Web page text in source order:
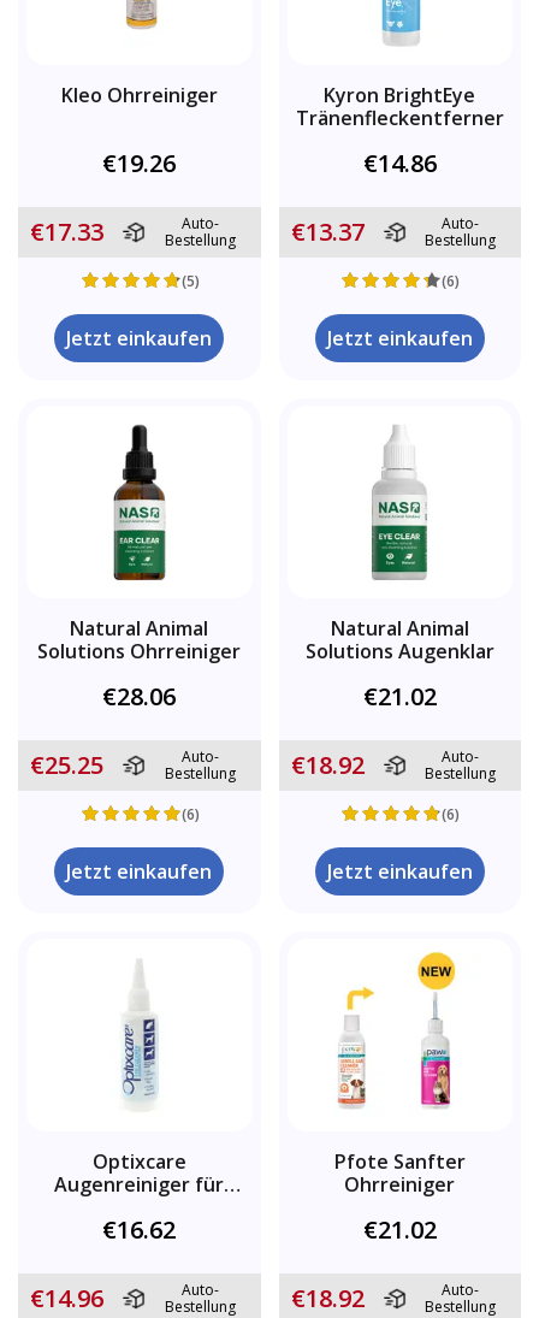
Kleo Ohrreiniger
€19.26
€17.33
Auto-
Bestellung
(5)
Jetzt einkaufen
Kyron BrightEye
Tränenfleckentferner
€14.86
€13.37
Auto-
Bestellung
(6)
Jetzt einkaufen
Natural Animal
Solutions Ohrreiniger
€28.06
€25.25
Auto-
Bestellung
(6)
Jetzt einkaufen
Natural Animal
Solutions Augenklar
€21.02
€18.92
Auto-
Bestellung
(6)
Jetzt einkaufen
Optixcare
Augenreiniger für
€16.62
€14.96
Auto-
Bestellung
Pfote Sanfter
Ohrreiniger
€21.02
€18.92
Auto-
Bestellung